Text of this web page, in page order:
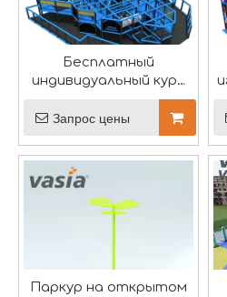
Выставка стала магнитом
Бесплатный
индивидуальный курс
Запрос цены
Паркур на открытом